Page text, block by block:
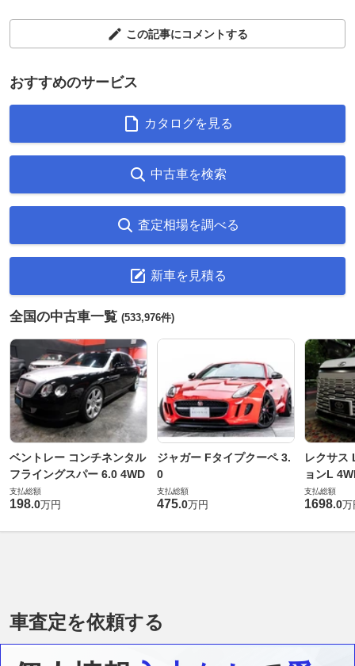
この記事にコメントする
おすすめのサービス
カタログを見る
中古車を検索
査定相場を調べる
新車を見積る
全国の中古車一覧 (533,976件)
ベントレー コンチネンタル
フライングスパー 6.0 4WD
支払総額
198.0万円
ジャガー Fタイプクーペ 3.
0
支払総額
475.0万円
レクサス
ョンL
支払総額
1698.0万
車査定を依頼する